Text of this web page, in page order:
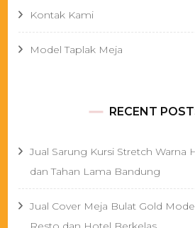
Kontak Kami
Model Taplak Meja
RECENT
Jual Sarung Kursi Stretch Warna
dan Tahan Lama Bandung
Jual Cover Meja Bulat Gold